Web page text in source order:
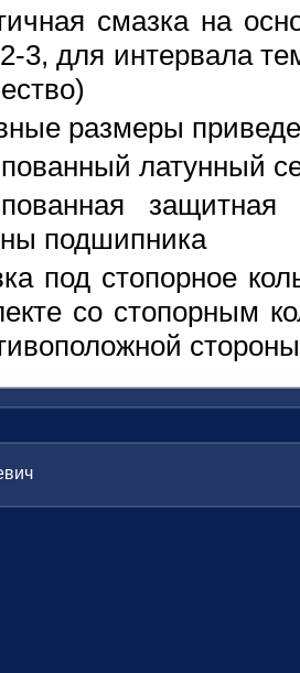
смазка на
3, для интервала
размеры
латунный
подшипника
под стопорное
со стопорным
стороны